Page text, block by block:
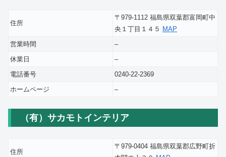
住所
〒979-1112 福島県双葉郡富岡町中
央１丁目１４５ MAP
営業時間
–
休業日
–
電話番号
0240-22-2369
ホームページ
–
（有）サカモトインテリア
住所
〒979-0404 福島県双葉郡広野町折